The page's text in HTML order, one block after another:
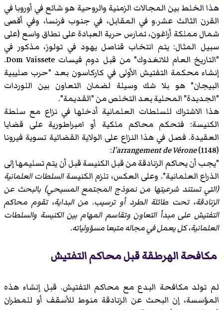
هذا الخلط بين المجالات الزمنية والروحية هو شائع في أوروبا في
القرن الثالث عشر.و في المقابل، في جنوب فرنسا، وفي أقصى
شمال مملكة أراغون، تمارس حرية العبادة على نطاق واسع (على
سبيل المثال: يتم انتخاب قناصل يهود في تولوز، مذكور في
"التاريخ العام للانغدوك" من قبل دوم فيسات Dom Vaissete.
إنشاء محكمة التفتيش الأولى في كاركاسون بعد "حرب صليبية
البيجان" هو بلا شك وسيلة لضمان التعاون بين اللوردات
"الجديدة" المحلية بعد التخلص من "القديمة".
هذا الاشتراك للسلطات العلمانية أدخلها في نزاع مع سلطة
الكنيسة: فتحكم محاكم ملكية أو امبراطورية على قضايا
العقيدة. فصل في هذا النزاع على الولاية القضائية تسوية فيرونا
(1148)
l’arrangement de Vérone
:
"يجب أن يحاكم الزنادقة من قبل الكنيسة قبل أن يتم تسليمها إلى
الذراع العلمانية". وعلى العكس، تلزم الكنيسةالسلطات العلمانية
(التي تستند شرعيتها من نموذج المجتمع المسيحي) بالبحث عن
الزنادقة، تحت طائلة الطرد أو ترسيب. من البداية، تقوم محاكم
التفتيش على مبدأ التعاون وتقاسم المهام بين الكنيسة والسلطات
العلمانية، كل يعمل في مجاله متبعا مسؤولياته.
مكافحة الهرطقة قبل محاكم التفتيش
لم تولد مكافحة البدع مع محاكم التفتيش. قبل إنشاء هذه
المؤسسة، إن البحث عن الزنادقة منوط للأسقف أو للمطران